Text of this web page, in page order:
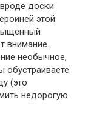
доски
этой
внимание.
необычное,
обустраиваете
(это
недорогую